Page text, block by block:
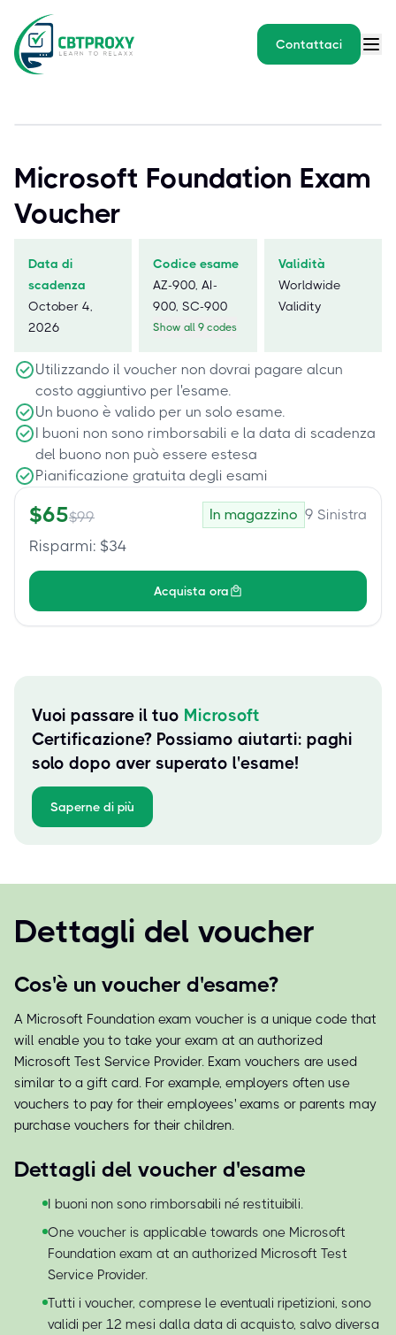
Contattaci
Microsoft Foundation Exam
Voucher
Data di
scadenza
October 4,
2026
Codice esame
AZ-900, AI-
900, SC-900
Show all 9 codes
Validità
Worldwide
Validity
Utilizzando il voucher non dovrai pagare alcun
costo aggiuntivo per l'esame.
Un buono è valido per un solo esame.
I buoni non sono rimborsabili e la data di scadenza
del buono non può essere estesa
Pianificazione gratuita degli esami
$65$99 In magazzino 9 Sinistra
Risparmi: $34
Acquista ora
Vuoi passare il tuo Microsoft
Certificazione? Possiamo aiutarti: paghi
solo dopo aver superato l'esame!
Saperne di più
Dettagli del voucher
Cos'è un voucher d'esame?
A Microsoft Foundation exam voucher is a unique code that
will enable you to take your exam at an authorized
Microsoft Test Service Provider. Exam vouchers are used
similar to a gift card. For example, employers often use
vouchers to pay for their employees' exams or parents may
purchase vouchers for their children.
Dettagli del voucher d'esame
I buoni non sono rimborsabili né restituibili.
One voucher is applicable towards one Microsoft
Foundation exam at an authorized Microsoft Test
Service Provider.
Tutti i voucher, comprese le eventuali ripetizioni, sono
validi per 12 mesi dalla data di acquisto, salvo diversa